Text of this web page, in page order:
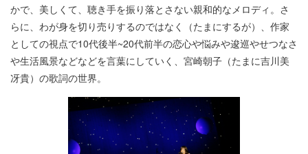
かで、美しくて、聴き手を振り落とさない親和的なメロディ。さ
らに、わが身を切り売りするのではなく（たまにするが）、作家
としての視点で10代後半~20代前半の恋心や悩みや逡巡やせつなさ
や生活風景などなどを言葉にしていく、宮崎朝子（たまに吉川美
冴貴）の歌詞の世界。